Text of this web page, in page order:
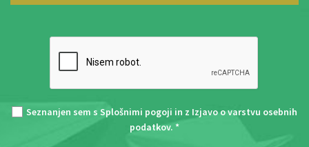
Seznanjen sem s Splošnimi pogoji in z Izjavo o varstvu osebnih
podatkov. *